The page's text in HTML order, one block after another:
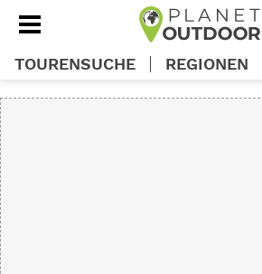
TOURENSUCHE REGIONEN